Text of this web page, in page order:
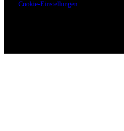
Cookie-Einstellungen